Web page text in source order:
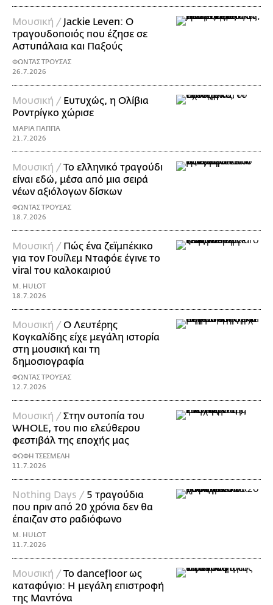
Μουσική / Jackie Leven: Ο
τραγουδοποιός που έζησε σε
Αστυπάλαια και Παξούς
ΦΩΝΤΑΣ ΤΡΟΥΣΑΣ
26.7.2026
Μουσική / Ευτυχώς, η Ολίβια
Ροντρίγκο χώρισε
ΜΑΡΙΑ ΠΑΠΠΑ
21.7.2026
Μουσική / Το ελληνικό τραγούδι
είναι εδώ, μέσα από μια σειρά
νέων αξιόλογων δίσκων
ΦΩΝΤΑΣ ΤΡΟΥΣΑΣ
18.7.2026
Μουσική / Πώς ένα ζεϊμπέκικο
για τον Γουίλεμ Νταφόε έγινε το
viral του καλοκαιριού
M. HULOT
18.7.2026
Μουσική / Ο Λευτέρης
Κογκαλίδης είχε μεγάλη ιστορία
στη μουσική και τη
δημοσιογραφία
ΦΩΝΤΑΣ ΤΡΟΥΣΑΣ
12.7.2026
Μουσική / Στην ουτοπία του
WHOLE, του πιο ελεύθερου
φεστιβάλ της εποχής μας
ΦΩΦΗ ΤΣΕΣΜΕΛΗ
11.7.2026
Nothing Days / 5 τραγούδια
που πριν από 20 χρόνια δεν θα
έπαιζαν στο ραδιόφωνο
M. HULOT
11.7.2026
Μουσική / Το dancefloor ως
καταφύγιο: Η μεγάλη επιστροφή
της Μαντόνα